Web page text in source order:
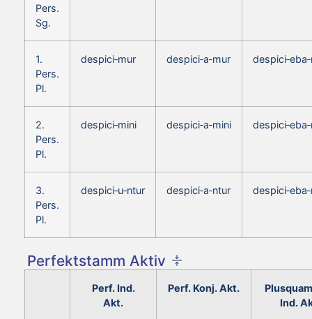
Pers.
Sg.
1.
Pers.
Pl.
despici‑mur despici‑a‑mur
2.
Pers.
Pl.
despici‑mini despici‑a‑mini
3.
Pers.
Pl.
despici‑u‑ntur despici‑a‑ntur
Perfektstamm Aktiv
Perf. Ind.
Akt.
Perf. Konj. Akt.
Ind.